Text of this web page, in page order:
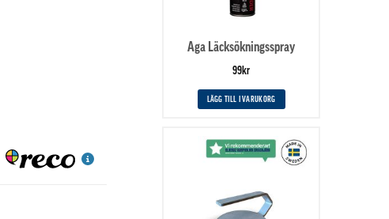
Aga Läcksökningsspray
99kr
LÄGG TILL I VARUKORG